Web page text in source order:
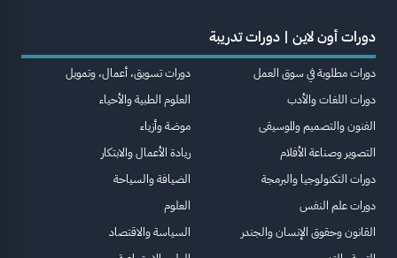
دورات أون لاين | دورات تدريبة
دورات مطلوبة في سوق العمل
دورات اللغات والأدب
الفنون والتصميم والموسيقى
التصوير وصناعة الأفلام
دورات التكنولوجيا والبرمجة
دورات علم النفس
القانون وحقوق الإنسان والجندر
دورات تسويق، أعمال، وتمويل
العلوم الطبية والأحياء
موضة وأزياء
ريادة الأعمال والابتكار
الضيافة والسياحة
العلوم
السياسة والاقتصاد